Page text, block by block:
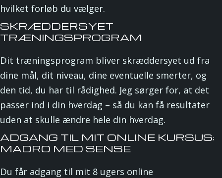
hvilket forløb du vælger.
SKRÆDDERSYET
TRÆNINGSPROGRAM
Dit træningsprogram bliver skræddersyet ud fra
dine mål, dit niveau, dine eventuelle smerter, og
den tid, du har til rådighed. Jeg sørger for, at det
passer ind i din hverdag – så du kan få resultater
uden at skulle ændre hele din hverdag.
ADGANG TIL MIT ONLINE KURSUS;
MADRO MED SENSE
Du får adgang til mit 8 ugers online